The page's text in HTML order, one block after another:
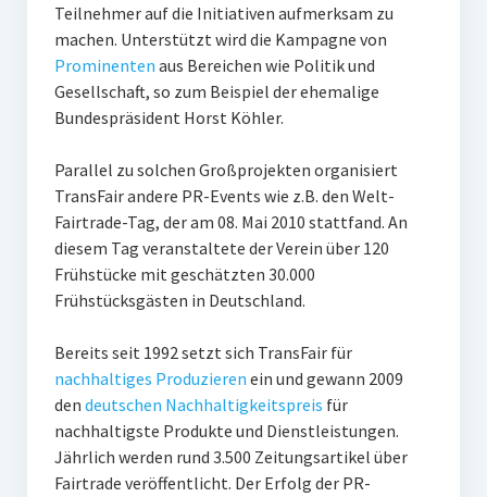
Teilnehmer auf die Initiativen aufmerksam zu
machen. Unterstützt wird die Kampagne von
Prominenten aus Bereichen wie Politik und
Gesellschaft, so zum Beispiel der ehemalige
Bundespräsident Horst Köhler.
Parallel zu solchen Großprojekten organisiert
TransFair andere PR-Events wie z.B. den Welt-
Fairtrade-Tag, der am 08. Mai 2010 stattfand. An
diesem Tag veranstaltete der Verein über 120
Frühstücke mit geschätzten 30.000
Frühstücksgästen in Deutschland.
Bereits seit 1992 setzt sich TransFair für
nachhaltiges Produzieren ein und gewann 2009
den deutschen Nachhaltigkeitspreis für
nachhaltigste Produkte und Dienstleistungen.
Jährlich werden rund 3.500 Zeitungsartikel über
Fairtrade veröffentlicht. Der Erfolg der PR-